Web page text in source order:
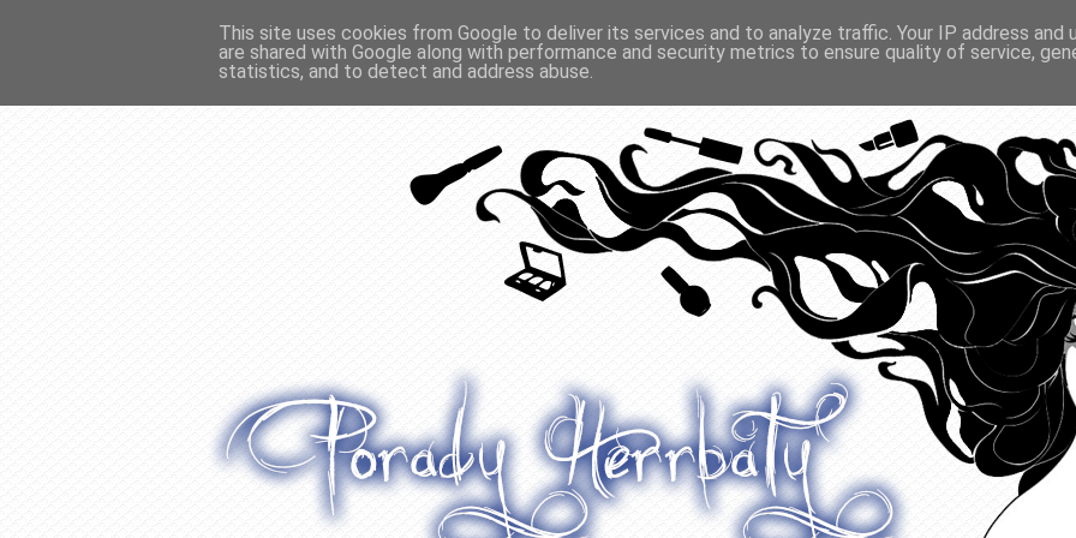
O WŁOSACH RECENZJE WYWIADY O ODŻYWIANIU GADŻETY KONKURSY POLECANE
This site uses cookies from Google to deliver its services and to analyze traffic. Your IP address and
are shared with Google along with performance and security metrics to ensure quality of service,
statistics, and to detect and address abuse.